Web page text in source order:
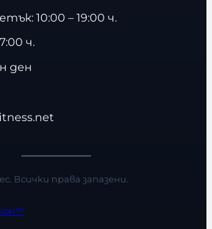
10:00 – 19:00 ч.
ч.
ден
Всички права запазени.